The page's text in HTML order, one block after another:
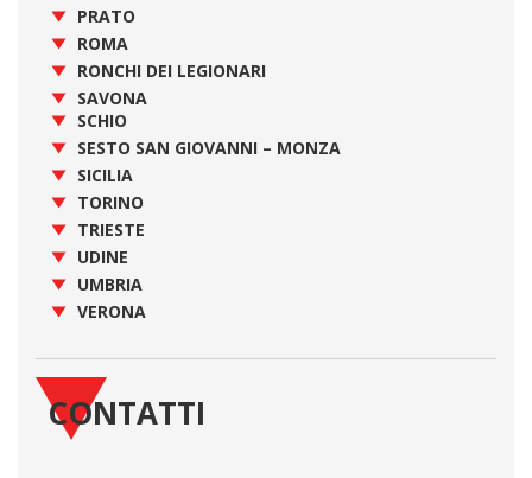
PRATO
ROMA
RONCHI DEI LEGIONARI
SAVONA
SCHIO
SESTO SAN GIOVANNI – MONZA
SICILIA
TORINO
TRIESTE
UDINE
UMBRIA
VERONA
CONTATTI